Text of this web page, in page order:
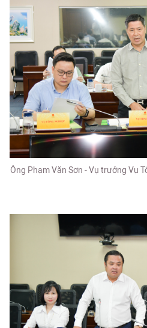
Ông Phạm Văn Sơn - Vụ trưởng Vụ